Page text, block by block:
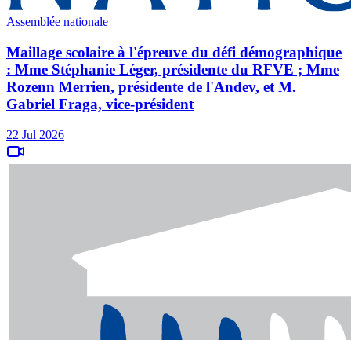
Assemblée nationale
Maillage scolaire à l'épreuve du défi démographique
: Mme Stéphanie Léger, présidente du RFVE ; Mme
Rozenn Merrien, présidente de l'Andev, et M.
Gabriel Fraga, vice-président
22 Jul 2026